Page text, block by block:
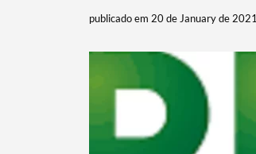
publicado em 20 de January de 2021